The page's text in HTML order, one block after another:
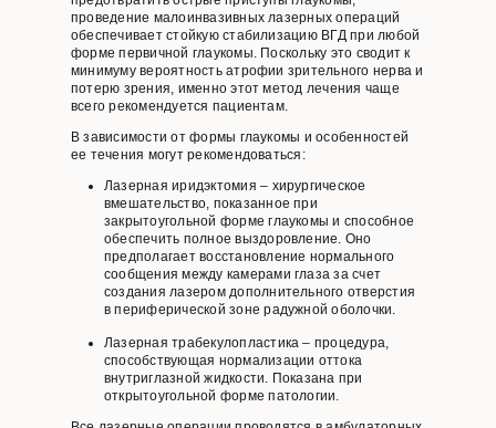
проведение малоинвазивных лазерных операций
обеспечивает стойкую стабилизацию ВГД при любой
форме первичной глаукомы. Поскольку это сводит к
минимуму вероятность атрофии зрительного нерва и
потерю зрения, именно этот метод лечения чаще
всего рекомендуется пациентам.
В зависимости от формы глаукомы и особенностей
ее течения могут рекомендоваться:
Лазерная иридэктомия – хирургическое
вмешательство, показанное при
закрытоугольной форме глаукомы и способное
обеспечить полное выздоровление. Оно
предполагает восстановление нормального
сообщения между камерами глаза за счет
создания лазером дополнительного отверстия
в периферической зоне радужной оболочки.
Лазерная трабекулопластика – процедура,
способствующая нормализации оттока
внутриглазной жидкости. Показана при
открытоугольной форме патологии.